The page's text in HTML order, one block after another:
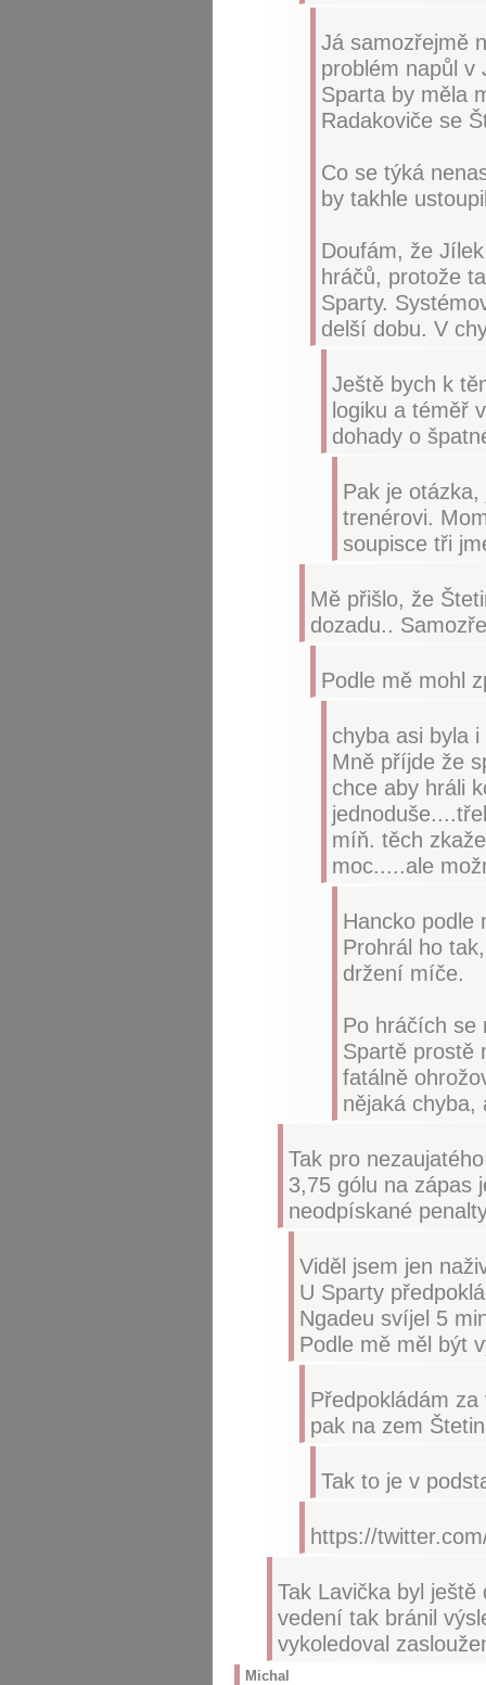
Já samozřejmě
problém napůl v
Sparta by měla
Radakoviče se
Co se týká
by takhle
Doufám, že
hráčů, protože
Sparty.
delší dobu. V
Ještě bych k
logiku a téměř
dohady o
Pak je
trenérovi.
soupisce tři
Mě přišlo, že
dozadu..
Podle mě mohl
chyba asi byla
Mně příjde že
chce aby hráli
míň. těch
moc.....ale
Hancko podle
Prohrál ho
držení míče.
Po hráčích se
Spartě prostě
fatálně
nějaká chyba,
Tak pro
3,75 gólu na zápas
neodpískané
Viděl jsem jen
U Sparty
Ngadeu svíjel 5
Podle mě měl být
Předpokládám
pak na zem
Tak to je v
https://
Tak Lavička byl
vedení tak bránil
vykoledoval
Michal